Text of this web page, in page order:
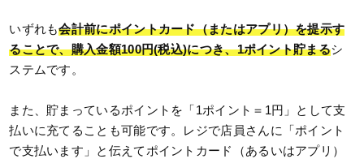
いずれも会計前にポイントカード（またはアプリ）を提示す
ることで、購入金額100円(税込)につき、1ポイント貯まるシ
ステムです。
また、貯まっているポイントを「1ポイント＝1円」として支
払いに充てることも可能です。レジで店員さんに「ポイント
で支払います」と伝えてポイントカード（あるいはアプリ）